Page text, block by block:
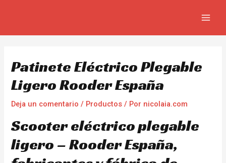
Patinete Eléctrico Plegable
Ligero Rooder España
Deja un comentario / Productos / Por nicolaia.com
Scooter eléctrico plegable
ligero – Rooder España,